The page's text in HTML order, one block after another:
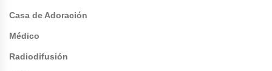
Casa de Adoración
Médico
Radiodifusión